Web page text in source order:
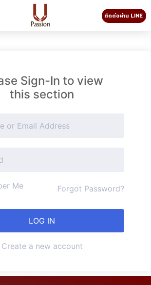
ติดต่อผ่าน LINE
Sign-In to view
this section
Me Forgot Password?
Create a new account